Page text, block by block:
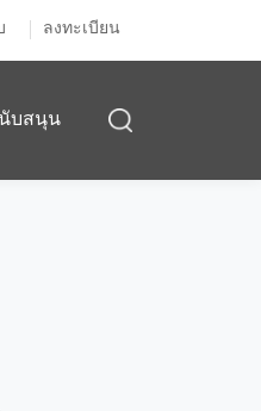
ลงทะเบียน
บสนุน